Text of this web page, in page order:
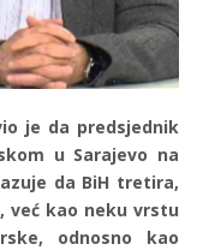
je da predsjednik
u Sarajevo na
da BiH tretira,
već kao neku vrstu
odnosno kao